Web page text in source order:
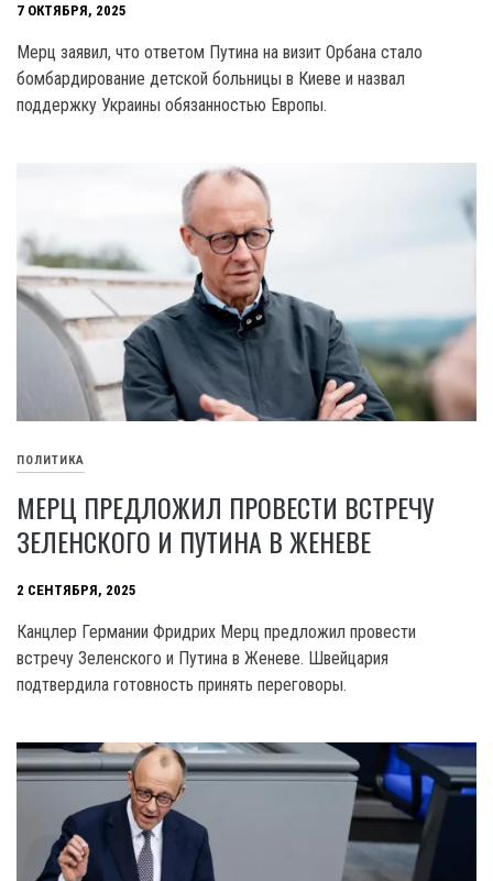
7 ОКТЯБРЯ, 2025
Мерц заявил, что ответом Путина на визит Орбана стало
бомбардирование детской больницы в Киеве и назвал
поддержку Украины обязанностью Европы.
ПОЛИТИКА
МЕРЦ ПРЕДЛОЖИЛ ПРОВЕСТИ ВСТРЕЧУ
ЗЕЛЕНСКОГО И ПУТИНА В ЖЕНЕВЕ
2 СЕНТЯБРЯ, 2025
Канцлер Германии Фридрих Мерц предложил провести
встречу Зеленского и Путина в Женеве. Швейцария
подтвердила готовность принять переговоры.